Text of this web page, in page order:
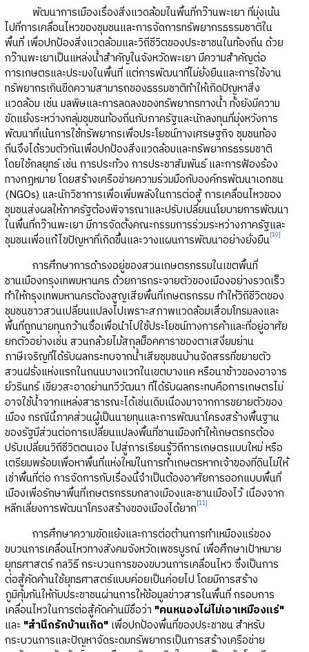
พัฒนาการเมืองเรื่องสิ่งแวดล้อมในพื้นที่กว๊านพะเยา ที่มุ่งเน้น
ไปที่การเคลื่อนไหวของชุมชนและการจัดการทรัพยากรธรรมชาติใน
พื้นที่ เพื่อปกป้องสิ่งแวดล้อมและวิถีชีวิตของประชาชนในท้องถิ่น ด้วย
กว๊านพะเยาเป็นแหล่งน้ำสำคัญในจังหวัดพะเยา มีความสำคัญต่อ
การเกษตรและประมงในพื้นที่ แต่การพัฒนาที่ไม่ยั่งยืนและการใช้งาน
ทรัพยากรเกินขีดความสามารถของธรรมชาติทำให้เกิดปัญหาสิ่ง
แวดล้อม เช่น มลพิษและการลดลงของทรัพยากรทางน้ำ ทั้งยังมีความ
ขัดแย้งระหว่างกลุ่มชุมชนท้องถิ่นกับภาครัฐและนักลงทุนที่มุ่งหวังการ
พัฒนาที่เน้นการใช้ทรัพยากรเพื่อประโยชน์ทางเศรษฐกิจ ชุมชนท้อง
ถิ่นจึงได้รวมตัวกันเพื่อปกป้องสิ่งแวดล้อมและทรัพยากรธรรมชาติ
โดยใช้กลยุทธ์ เช่น การประท้วง การประชาสัมพันธ์ และการฟ้องร้อง
ทางกฎหมาย โดยสร้างเครือข่ายความร่วมมือกับองค์กรพัฒนาเอกชน
(NGOs) และนักวิชาการเพื่อเพิ่มพลังในการต่อสู้ การเคลื่อนไหวของ
ชุมชนส่งผลให้ภาครัฐต้องพิจารณาและปรับเปลี่ยนนโยบายการพัฒนา
ในพื้นที่กว๊านพะเยา มีการจัดตั้งคณะกรรมการร่วมระหว่างภาครัฐและ
ชุมชนเพื่อแก้ไขปัญหาที่เกิดขึ้นและวางแผนการพัฒนาอย่างยั่งยืน[10]
การศึกษาการดำรงอยู่ของสวนเกษตรกรรมในเขตพื้นที่
ชานเมืองกรุงเทพมหานคร ด้วยการกระจายตัวของเมืองอย่างรวดเร็ว
ทำให้กรุงเทพมหานครต้องสูญเสียพื้นที่เกษตรกรรม ทำให้วิถีชีวิตของ
ชุมชนชาวสวนเปลี่ยนแปลงไปเพราะสภาพแวดล้อมเสื่อมโทรมลงและ
พื้นที่ถูกนายทุนกว้านซื้อเพื่อนำไปใช้ประโยชน์ทางการค้าและที่อยู่อาศัย
ยกตัวอย่างเช่น สวนกล้วยไม้สกุลม็อคคาราของตาเสงี่ยมย่าน
ภาษีเจริญที่ได้รับผลกระทบจากน้ำเสียชุมชนบ้านจัดสรรที่ขยายตัว
สวนฝรั่งแห่งแรกในถนนบางแวกในเขตบางแค หรือนาข้าวของอาจาร
ย์วรินทร์ เขียวสะอาดย่านทวีวัฒนา ที่ได้รับผลกระทบคือการเกษตรไม่
อาจใช้น้ำจากแหล่งสาธารณะได้เช่นเดิมเนื่องมาจากการขยายตัวของ
เมือง กรณีนี้ภาคส่วนผู้เป็นนายทุนและการพัฒนาโครงสร้างพื้นฐาน
ของรัฐมีส่วนต่อการเปลี่ยนแปลงพื้นที่ชานเมืองทำให้เกษตรกรต้อง
ปรับเปลี่ยนวิถีชีวิตตนเอง ไปสู่การเรียนรู้วิถีการเกษตรแบบใหม่ หรือ
เตรียมพร้อมเพื่อหาพื้นที่แห่งใหม่ในการทำเกษตรหากเจ้าของที่ดินไม่ให้
เช่าพื้นที่ต่อ การจัดการกับเรื่องนี้จำเป็นต้องอาศัยการออกแบบพื้นที่
เมืองเพื่อรักษาพื้นที่เกษตรกรรมกลางเมืองและชานเมืองไว้ เนื่องจาก
หลีกเลี่ยงการพัฒนาโครงสร้างของเมืองได้ยาก[11]
การศึกษาความขัดแย้งและการต่อต้านการทำเหมืองแร่ของ
ขบวนการเคลื่อนไหวทางสังคมจังหวัดเพชรบูรณ์ เพื่อศึกษาเป้าหมาย
ยุทธศาสตร์ กลวิธี กระบวนการของขบวนการเคลื่อนไหว ซึ่งเป็นการ
ต่อสู้คัดค้านใช้ยุทธศาสตร์แบบค่อยเป็นค่อยไป โดยมีการสร้าง
ภูมิคุ้มกันให้กับประชาชนผ่านการให้ข้อมูลข่าวสารในพื้นที่ กรอบการ
เคลื่อนไหวในการต่อสู้คัดค้านมีชื่อว่า "คนหนองไผ่ไม่เอาเหมืองแร่"
และ "สำนึกรักบ้านเกิด"เพื่อปกป้องพื้นที่ของประชาชน สำหรับ
กระบวนการและปัญหาจัดระดมทรัพยากรเป็นการสร้างเครือข่าย